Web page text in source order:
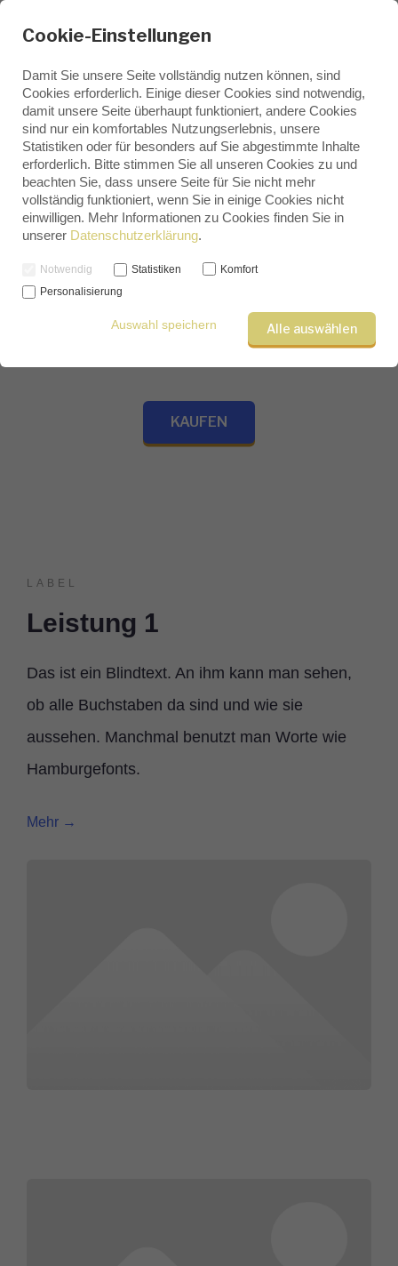
Beratung
Seminare
LABEL
Landing Page
Das ist ein Blindtext. An ihm kann man sehen,
ob alle Buchstaben da sind und wie sie
aussehen. Manchmal benutzt man Worte wie
KAUFEN
LABEL
Leistung 1
Das ist ein Blindtext. An ihm kann man sehen,
ob alle Buchstaben da sind und wie sie
aussehen. Manchmal benutzt man Worte wie
Hamburgefonts.
Mehr →
Cookie-Einstellungen
Damit Sie unsere Seite vollständig nutzen können, sind
Cookies erforderlich. Einige dieser Cookies sind notwendig,
damit unsere Seite überhaupt funktioniert, andere Cookies
sind nur ein komfortables Nutzungserlebnis, unsere
Statistiken oder für besonders auf Sie abgestimmte Inhalte
erforderlich. Bitte stimmen Sie all unseren Cookies zu und
beachten Sie, dass unsere Seite für Sie nicht mehr
vollständig funktioniert, wenn Sie in einige Cookies nicht
einwilligen. Mehr Informationen zu Cookies finden Sie in
unserer Datenschutzerklärung.
Notwendig Statistiken
Komfort
Personalisierung
Auswahl speichern Alle auswählen